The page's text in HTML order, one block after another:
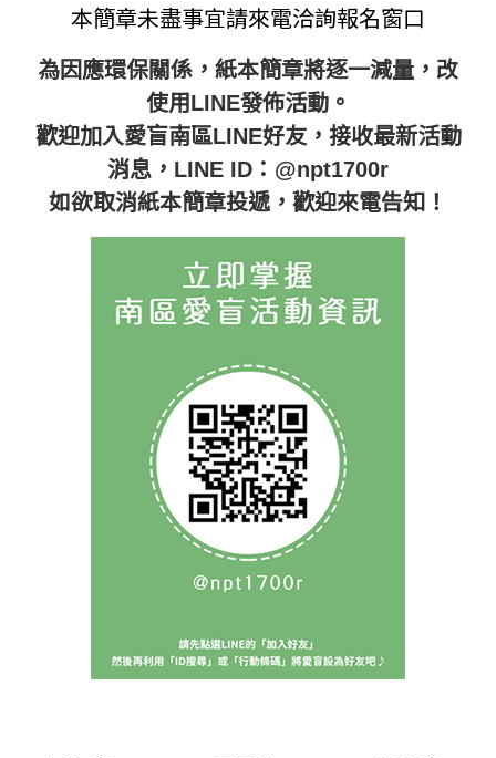
本簡章未盡事宜請來電洽詢報名窗口
為因應環保關係，紙本簡章將逐一減量，改
使用LINE發佈活動。
歡迎加入愛盲南區LINE好友，接收最新活動
消息，LINE ID：@npt1700r
如欲取消紙本簡章投遞，歡迎來電告知！